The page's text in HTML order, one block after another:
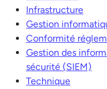
Infrastructure
Gestion
Conformité
Gestion des
sécurité (SIEM)
Technique